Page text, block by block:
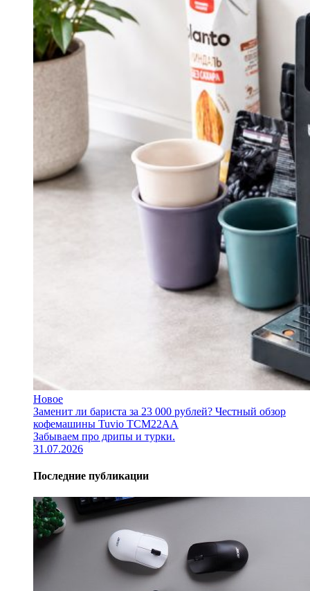
Новое
Заменит ли бариста за 23 000 рублей? Честный обзор
кофемашины Tuvio TCM22AA
Забываем про дрипы и турки.
31.07.2026
Последние публикации